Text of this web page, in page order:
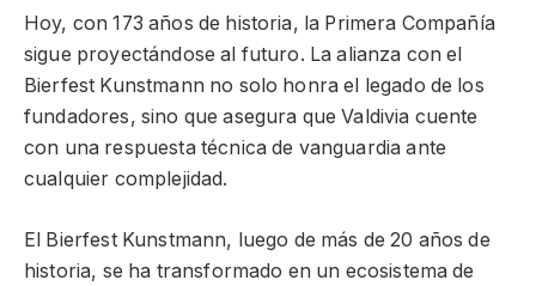
Hoy, con 173 años de historia, la Primera Compañía
sigue proyectándose al futuro. La alianza con el
Bierfest Kunstmann no solo honra el legado de los
fundadores, sino que asegura que Valdivia cuente
con una respuesta técnica de vanguardia ante
cualquier complejidad.
El Bierfest Kunstmann, luego de más de 20 años de
historia, se ha transformado en un ecosistema de